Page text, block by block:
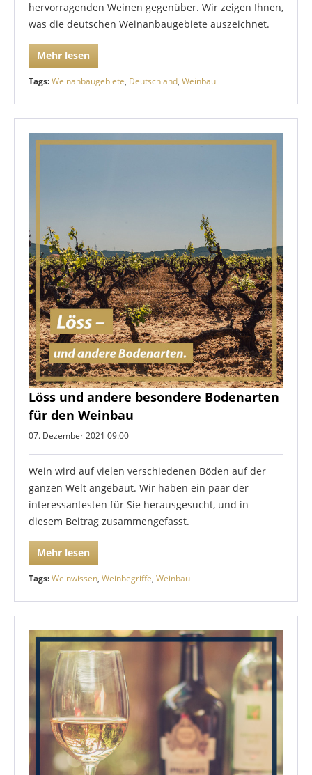
hervorragenden Weinen gegenüber. Wir zeigen Ihnen,
was die deutschen Weinanbaugebiete auszeichnet.
Mehr lesen
Tags:Weinanbaugebiete, Deutschland, Weinbau
Löss und andere besondere Bodenarten
für den Weinbau
07. Dezember 2021 09:00
Wein wird auf vielen verschiedenen Böden auf der
ganzen Welt angebaut. Wir haben ein paar der
interessantesten für Sie herausgesucht, und in
diesem Beitrag zusammengefasst.
Mehr lesen
Tags:Weinwissen, Weinbegriffe, Weinbau